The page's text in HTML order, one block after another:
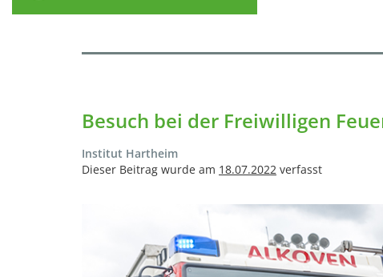
Besuch bei der Freiwilligen
Institut Hartheim
Dieser Beitrag wurde am 18.07.2022 verfasst